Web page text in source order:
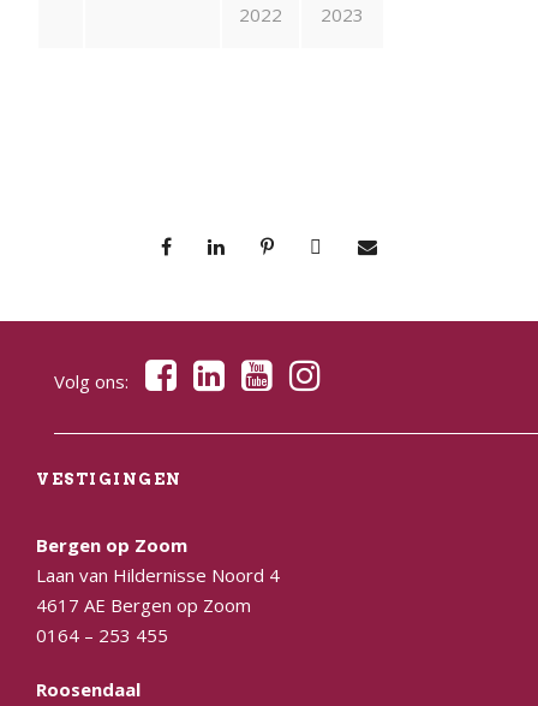
2022
2023
Volg ons:
VESTIGINGEN
Bergen op Zoom
Laan van Hildernisse Noord 4
4617 AE Bergen op Zoom
0164 – 253 455
Roosendaal